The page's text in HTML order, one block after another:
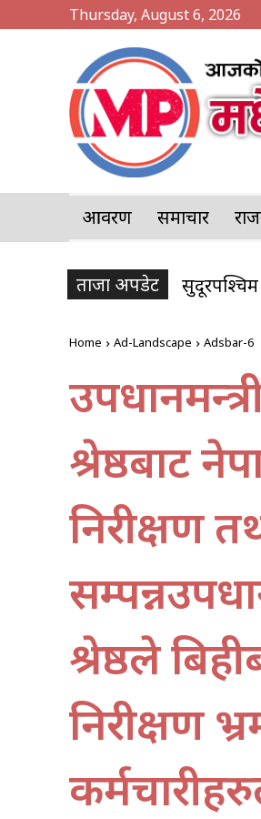
Thursday, August 6, 2026
आवरण समाचार
ताजा अपडेट सुदूरपश्चिम
Home Ad-Landscape Adsbar-6
श्रेष्ठबाट
निरीक्षण
श्रेष्ठले
निरीक्षण